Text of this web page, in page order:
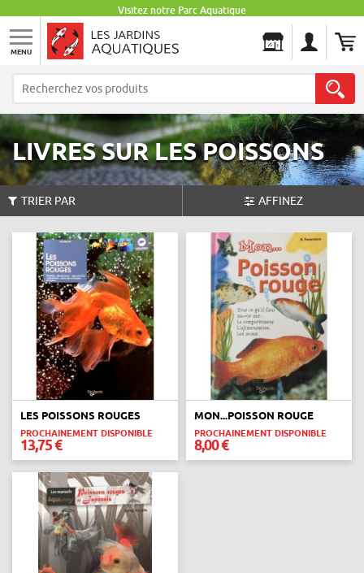
Visitez notre Parc Aquatique
MENU
LIVRES SUR LES POISSONS
TRIER PAR AFFINEZ
LES POISSONS ROUGES
PROCHAINEMENT DISPONIBLE
13,75 €
MON...POISSON ROUGE
PROCHAINEMENT DISPONIBLE
8,00 €